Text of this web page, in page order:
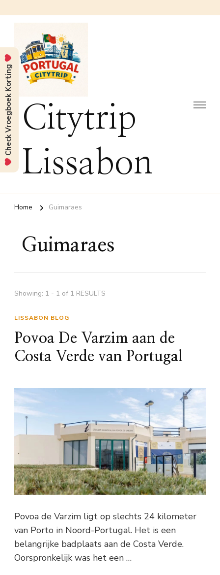
Citytrip
Lissabon
Home Guimaraes
Guimaraes
Showing: 1 - 1 of 1 RESULTS
LISSABON BLOG
Povoa De Varzim aan de
Costa Verde van Portugal
Povoa de Varzim ligt op slechts 24 kilometer
van Porto in Noord-Portugal. Het is een
belangrijke badplaats aan de Costa Verde.
Oorspronkelijk was het een …
Check Vroegboek Korting